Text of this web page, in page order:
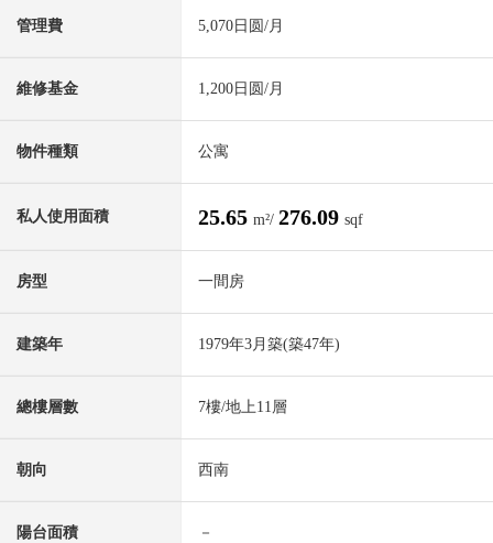
管理費 5,070日圆/月
維修基金 1,200日圆/月
物件種類 公寓
私人使用面積 25.65 m²/ 276.09 sqf
房型 一間房
建築年 1979年3月築(築47年)
總樓層數 7樓/地上11層
朝向 西南
陽台面積 －